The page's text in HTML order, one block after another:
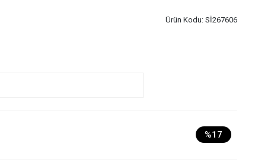
Ürün Kodu: Sİ267606
%17